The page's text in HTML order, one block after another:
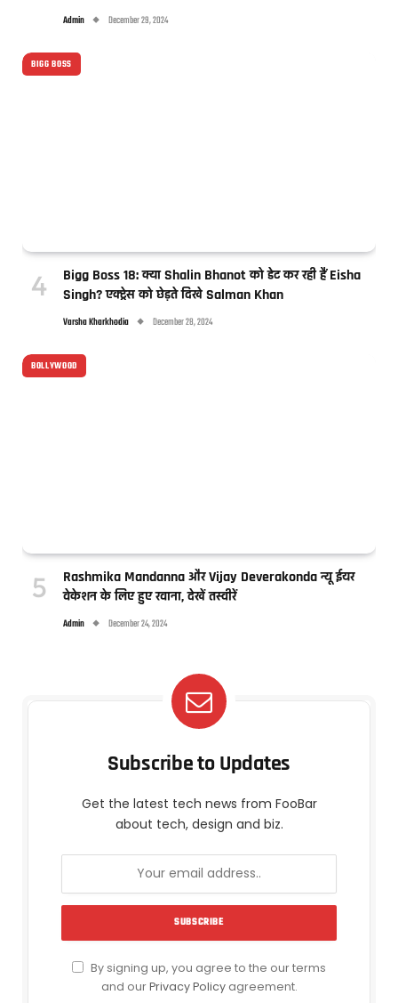
Admin December 29, 2024
BIGG BOSS
Bigg Boss 18: क्या Shalin Bhanot को डेट कर रही हैं Eisha
Singh? एक्ट्रेस को छेड़ते दिखे Salman Khan
Varsha Kharkhodia December 28, 2024
BOLLYWOOD
Rashmika Mandanna और Vijay Deverakonda न्यू ईयर
वेकेशन के लिए हुए रवाना, देखें तस्वीरें
Admin December 24, 2024
Subscribe to Updates
Get the latest tech news from FooBar
about tech, design and biz.
By signing up, you agree to the our terms
and ourPrivacy Policyagreement.